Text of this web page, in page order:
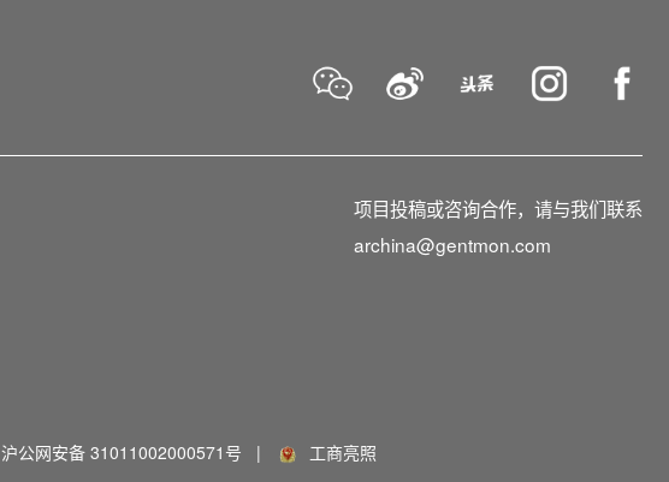
项目投稿或咨询合作，请与我们联系
archina@gentmon.com
沪公网安备 31011002000571号 | 工商亮照